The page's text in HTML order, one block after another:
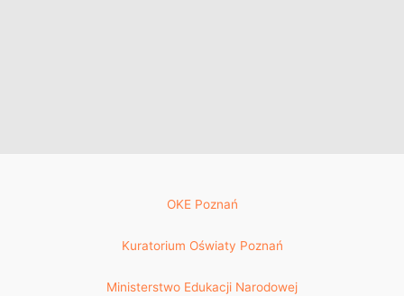
OKE Poznań
Kuratorium Oświaty Poznań
Ministerstwo Edukacji Narodowej